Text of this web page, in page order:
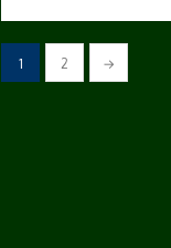
Navigation
des
1 2 →